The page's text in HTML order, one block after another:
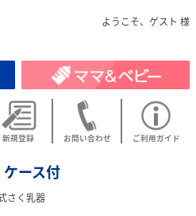
ようこそ、ゲスト 様
新規登録 お問い合わせ ご利用ガイド
ース付
さく乳器